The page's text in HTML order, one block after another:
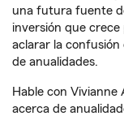
una futura fuente
inversión que
aclarar la
de anualidades.
Hable con
acerca de